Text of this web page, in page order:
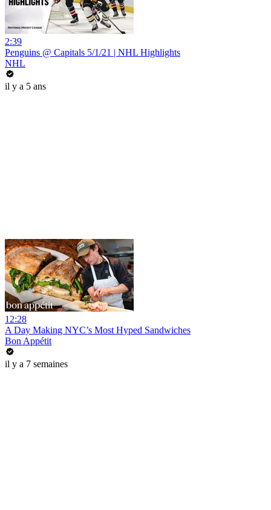
2:39
Penguins @ Capitals 5/1/21 | NHL Highlights
NHL
il y a 5 ans
12:28
A Day Making NYC’s Most Hyped Sandwiches
Bon Appétit
il y a 7 semaines